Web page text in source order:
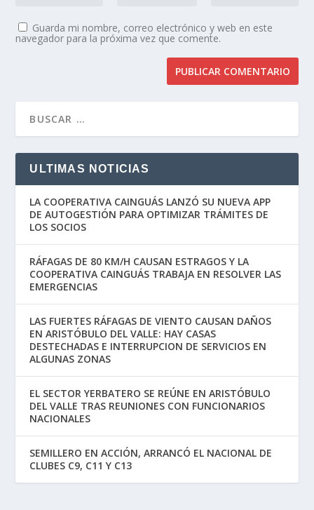
Guarda mi nombre, correo electrónico y web en este
navegador para la próxima vez que comente.
ULTIMAS NOTICIAS
LA COOPERATIVA CAINGUÁS LANZÓ SU NUEVA APP
DE AUTOGESTIÓN PARA OPTIMIZAR TRÁMITES DE
LOS SOCIOS
RÁFAGAS DE 80 KM/H CAUSAN ESTRAGOS Y LA
COOPERATIVA CAINGUÁS TRABAJA EN RESOLVER LAS
EMERGENCIAS
LAS FUERTES RÁFAGAS DE VIENTO CAUSAN DAÑOS
EN ARISTÓBULO DEL VALLE: HAY CASAS
DESTECHADAS E INTERRUPCION DE SERVICIOS EN
ALGUNAS ZONAS
EL SECTOR YERBATERO SE REÚNE EN ARISTÓBULO
DEL VALLE TRAS REUNIONES CON FUNCIONARIOS
NACIONALES
SEMILLERO EN ACCIÓN, ARRANCÓ EL NACIONAL DE
CLUBES C9, C11 Y C13